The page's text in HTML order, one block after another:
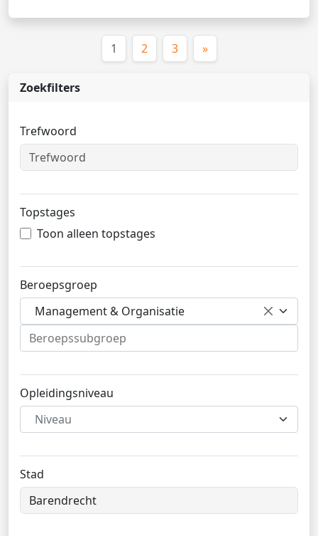
Zoekfilters
Trefwoord
Topstages
Toon alleen topstages
Beroepsgroep
Management & Organisatie
Opleidingsniveau
Niveau
Stad
1 (huidige)
2 3 »